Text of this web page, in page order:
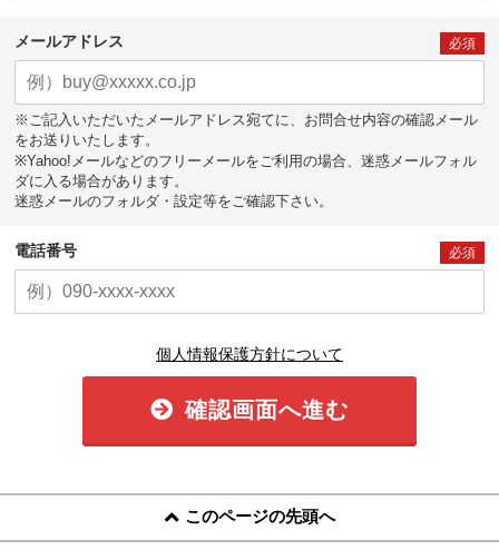
メールアドレス 必須
※ご記入いただいたメールアドレス宛てに、お問合せ内容の確認メール
をお送りいたします。
※Yahoo!メールなどのフリーメールをご利用の場合、迷惑メールフォル
ダに入る場合があります。
迷惑メールのフォルダ・設定等をご確認下さい。
電話番号 必須
個人情報保護方針について
確認画面へ進む
このページの先頭へ